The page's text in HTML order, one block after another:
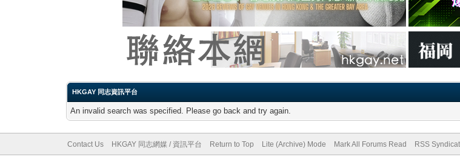
HKGAY 同志資訊平台
An invalid search was specified. Please go back and try again.
Contact Us HKGAY 同志網媒 / 資訊平台 Return to Top Lite (Archive) Mode Mark All Forums Read RSS